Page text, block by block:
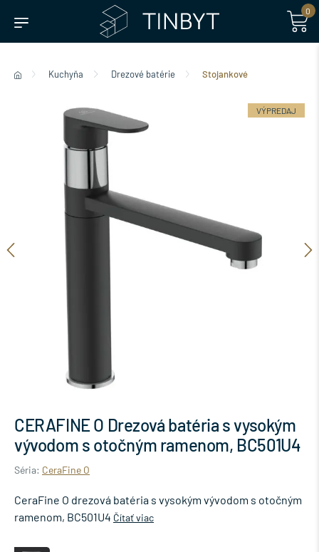
0
Kuchyňa Drezové batérie Stojankové
CERAFINE O Drezová batéria s vysokým
vývodom s otočným ramenom, BC501U4
Séria: CeraFine O
CeraFine O drezová batéria s vysokým vývodom s otočným
ramenom, BC501U4 Čítať viac
VÝPREDAJ